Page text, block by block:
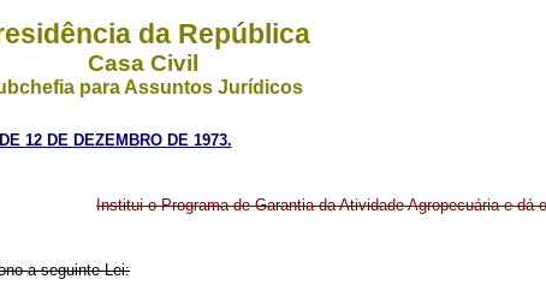
da República
Casa Civil
para Assuntos Jurídicos
12 DE DEZEMBRO DE 1973.
Institui o Programa de Garantia da Atividade Agropecuária e dá
a seguinte Lei: